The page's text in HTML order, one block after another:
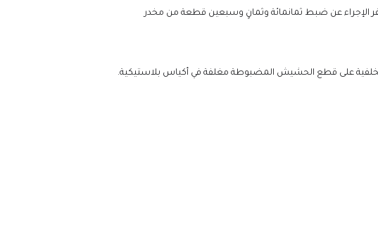
الإجراء عن ضبط ثمانمائة وثمانٍ وسبعين قطعة من مخدر
على قطع الحشيش المضبوطة مغلفة في أكياس بلاستيكية.